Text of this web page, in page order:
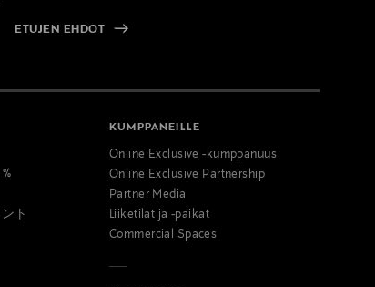
ETUJEN EHDOT
ト
KUMPPANEILLE
Online Exclusive -kumppanuus
Online Exclusive Partnership
Partner Media
Liiketilat ja -paikat
Commercial Spaces